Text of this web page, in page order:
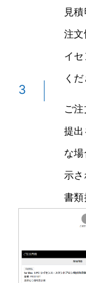
3
見
注
イ
くだ
ご
提
な
示さ
書